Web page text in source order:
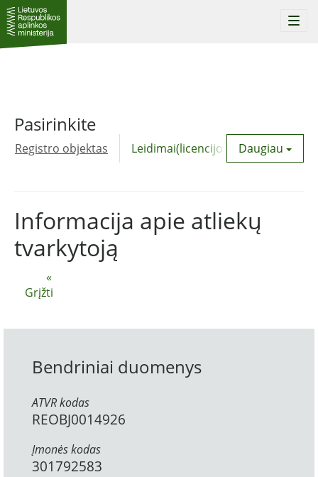
Pasirinkite
Registro objektas Leidimai(licencijos) Daugiau
«
Grįžti
Informacija apie atliekų
tvarkytoją
Bendriniai duomenys
ATVR kodas
REOBJ0014926
Įmonės kodas
301792583